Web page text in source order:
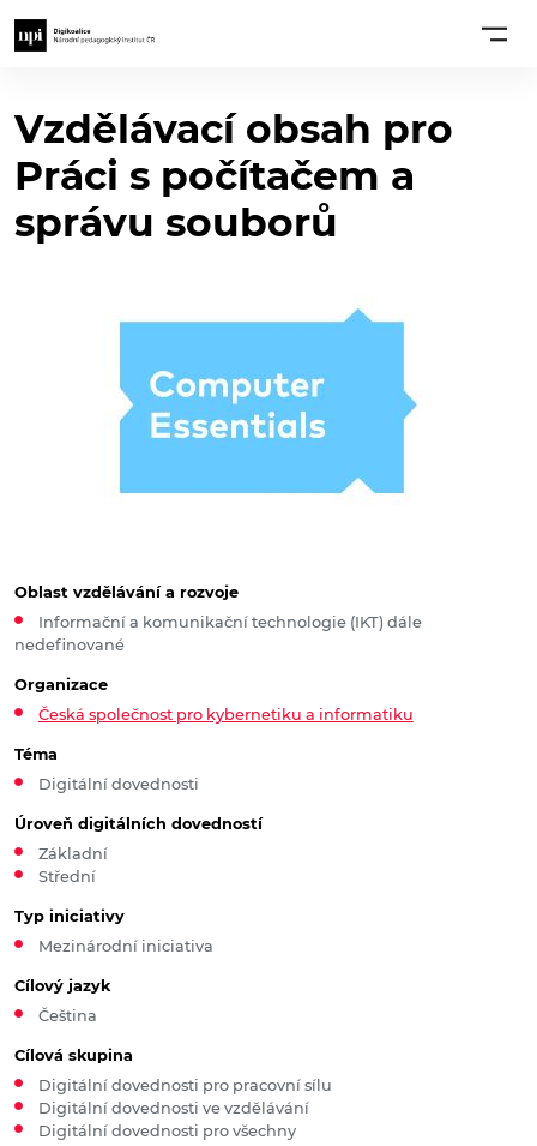
Vzdělávací obsah pro
Práci s počítačem a
správu souborů
Oblast vzdělávání a rozvoje
Informační a komunikační technologie (IKT) dále
nedefinované
Organizace
Česká společnost pro kybernetiku a informatiku
Téma
Digitální dovednosti
Úroveň digitálních dovedností
Základní
Střední
Typ iniciativy
Mezinárodní iniciativa
Cílový jazyk
Čeština
Cílová skupina
Digitální dovednosti pro pracovní sílu
Digitální dovednosti ve vzdělávání
Digitální dovednosti pro všechny